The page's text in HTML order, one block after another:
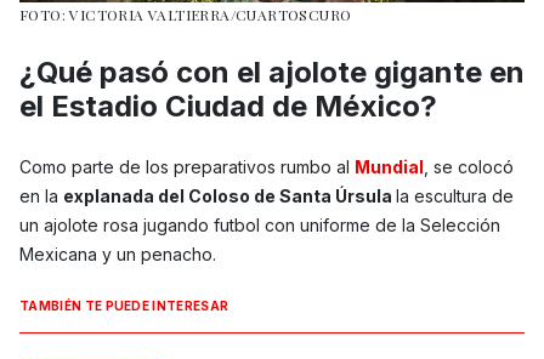
FOTO: VICTORIA VALTIERRA/CUARTOSCURO
¿Qué pasó con el ajolote gigante en
el Estadio Ciudad de México?
Como parte de los preparativos rumbo al Mundial , se colocó
en la explanada del Coloso de Santa Úrsula la escultura de
un ajolote rosa jugando futbol con uniforme de la Selección
Mexicana y un penacho.
TAMBIÉN TE PUEDE INTERESAR